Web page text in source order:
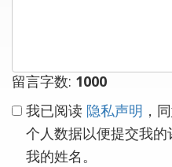
留言字数: 1000
我已阅读 隐私声明 ，
个人数据以便提交我
我的姓名。